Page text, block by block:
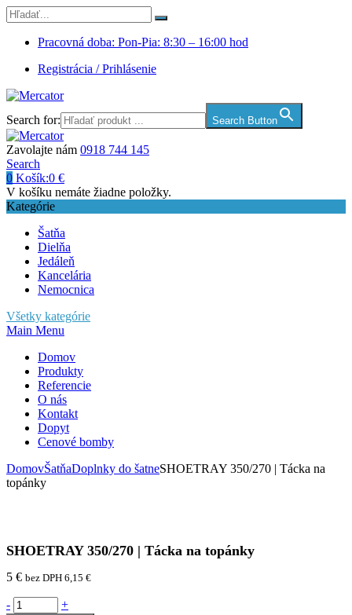
Pracovná doba: Pon-Pia: 8:30 – 16:00 hod
Registrácia / Prihlásenie
Search for: Search Button
Zavolajte nám 0918 744 145
Search
0 Košík:0 €
V košíku nemáte žiadne položky.
Kategórie
Šatňa
Dielňa
Jedáleň
Kancelária
Nemocnica
Všetky kategórie
Main Menu
Domov
Produkty
Referencie
O nás
Kontakt
Dopyt
Cenové bomby
DomovŠatňaDoplnky do šatneSHOETRAY 350/270 | Tácka na
topánky
SHOETRAY 350/270 | Tácka na topánky
5 € bez DPH 6,15 €
- +